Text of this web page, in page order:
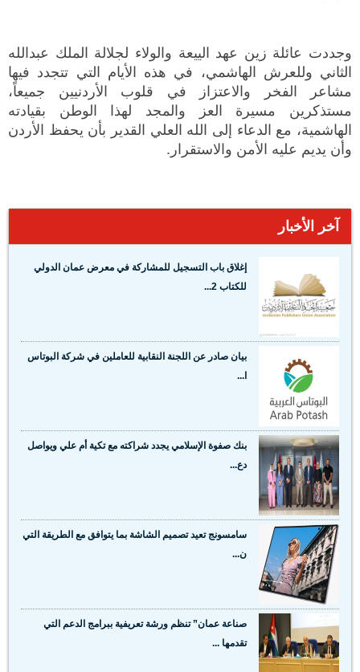
وجددت عائلة زين عهد الييعة والولاء لجلالة الملك عبدالله
الثاني وللعرش الهاشمي، في هذه الأيام التي تتجدد فيها
مشاعر الفخر والاعتزاز في قلوب الأردنيين جميعاً،
مستذكرين مسيرة العز والمجد لهذا الوطن بقيادته
الهاشمية، مع الدعاء إلى الله العلي القدير بأن يحفظ الأردن
وأن يديم عليه الأمن والاستقرار.
آخر الأخبار
إغلاق باب التسجيل للمشاركة في معرض عمان الدولي
للكتاب 2...
بيان صادر عن اللجنة النقابية للعاملين في شركة البوتاس
ا...
بنك صفوة الإسلامي يجدد شراكته مع تكية أم علي ويواصل
دع...
سامسونج تعيد تصميم الشاشة بما يتوافق مع الطريقة التي
ن...
صناعة عمان” تنظم ورشة تعريفية ببرامج الدعم التي
تقدمها ...